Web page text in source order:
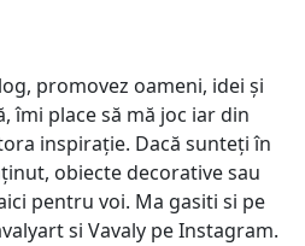
promovez oameni, idei și
îmi place să mă joc iar din
inspirație. Dacă sunteți în
obiecte decorative sau
pentru voi. Ma gasiti si pe
si Vavaly pe Instagram.